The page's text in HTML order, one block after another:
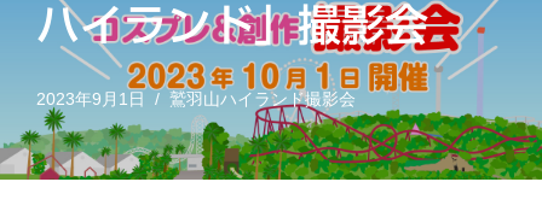
ハイランド」撮影会
2023年9月1日 鷲羽山ハイランド撮影会